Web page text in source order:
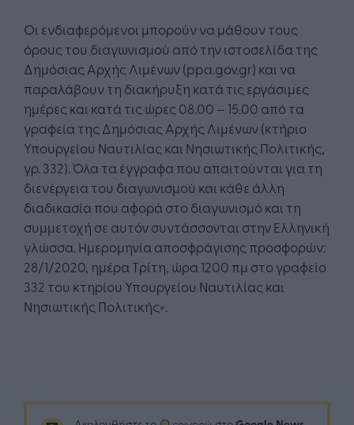
Οι ενδιαφερόμενοι μπορούν να μάθουν τους
όρους του διαγωνισμού από την ιστοσελίδα της
Δημόσιας Αρχής Λιμένων (ppa.gov.gr) και να
παραλάβουν τη διακήρυξη κατά τις εργάσιμες
ημέρες και κατά τις ώρες 08.00 – 15.00 από τα
γραφεία της Δημόσιας Αρχής Λιμένων (κτήριο
Υπουργείου Ναυτιλίας και Νησιωτικής Πολιτικής,
γρ. 332). Όλα τα έγγραφα που απαιτούνται για τη
διενέργεια του διαγωνισμού και κάθε άλλη
διαδικασία που αφορά στο διαγωνισμό και τη
συμμετοχή σε αυτόν συντάσσονται στην Ελληνική
γλώσσα. Ημερομηνία αποσφράγισης προσφορών:
28/1/2020, ημέρα Tρίτη, ώρα 1200 πμ στο γραφείο
332 του κτηρίου Υπουργείου Ναυτιλίας και
Νησιωτικής Πολιτικής».